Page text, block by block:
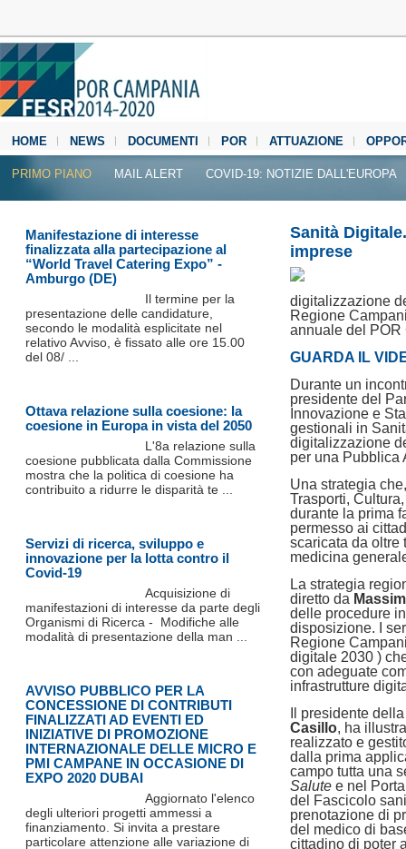
HOME NEWS DOCUMENTI POR ATTUAZIONE
MEDIA CENTER
PRIMO PIANO MAIL ALERT COVID-19: NOTIZIE DALL'EUROPA
Sanità
imprese
digitalizzazione
Regione
annuale del
GUARDA IL
Durante un
presidente del
Innovazione e
gestionali in
digitalizzazione
per una Pubblica
Una strategia
Trasporti,
durante la prima
permesso ai
scaricata da oltre
medicina
La strategia
diretto da
delle procedure
disposizione. I
Regione
digitale 2030 )
con adeguate
infrastrutture
Il presidente
Casillo, ha
realizzato e
dalla prima
campo tutta una
Salute e nel
del Fascicolo
prenotazione di
del medico di
cittadino di poter
Manifestazione di interesse
finalizzata alla partecipazione al
“World Travel Catering Expo” -
Amburgo (DE)
Il termine per la
presentazione delle candidature,
secondo le modalità esplicitate nel
relativo Avviso, è fissato alle ore 15.00
del 08/ ...
Ottava relazione sulla coesione: la
coesione in Europa in vista del 2050
L'8a relazione sulla
coesione pubblicata dalla Commissione
mostra che la politica di coesione ha
contribuito a ridurre le disparità te ...
Servizi di ricerca, sviluppo e
innovazione per la lotta contro il
Covid-19
Acquisizione di
manifestazioni di interesse da parte degli
Organismi di Ricerca - Modifiche alle
modalità di presentazione della man ...
AVVISO PUBBLICO PER LA
CONCESSIONE DI CONTRIBUTI
FINALIZZATI AD EVENTI ED
INIZIATIVE DI PROMOZIONE
INTERNAZIONALE DELLE MICRO E
PMI CAMPANE IN OCCASIONE DI
EXPO 2020 DUBAI
Aggiornato l'elenco
degli ulteriori progetti ammessi a
finanziamento. Si invita a prestare
particolare attenzione alle variazione di